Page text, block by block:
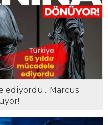
ediyordu... Marcus